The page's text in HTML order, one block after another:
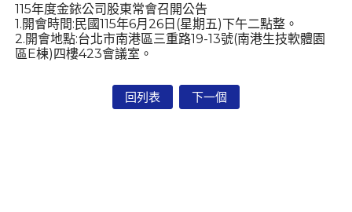
115年度金銥公司股東常會召開公告
1.開會時間:民國115年6月26日(星期五)下午二點整。
2.開會地點:台北市南港區三重路19-13號(南港生技軟體園
區E棟)四樓423會議室。
回列表 下一個